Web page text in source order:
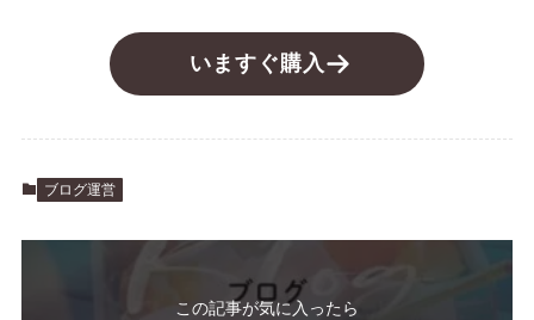
いますぐ購入
ブログ運営
この記事が気に入ったら